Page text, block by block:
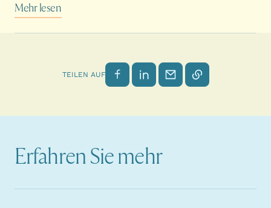
Mehr lesen
TEILEN AUF Auf Facebook teilen
Auf LinkedIn teilen
Per E-Mail senden
Link kopieren
Erfahren Sie mehr